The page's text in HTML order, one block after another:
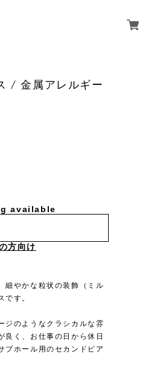
/ 金属アレルギー
available
方向け
細やかな粒状の装飾（ミル
です。
ジのようなクラシカルな雰
良く、お仕事の日から休日
ブホール用のセカンドピア